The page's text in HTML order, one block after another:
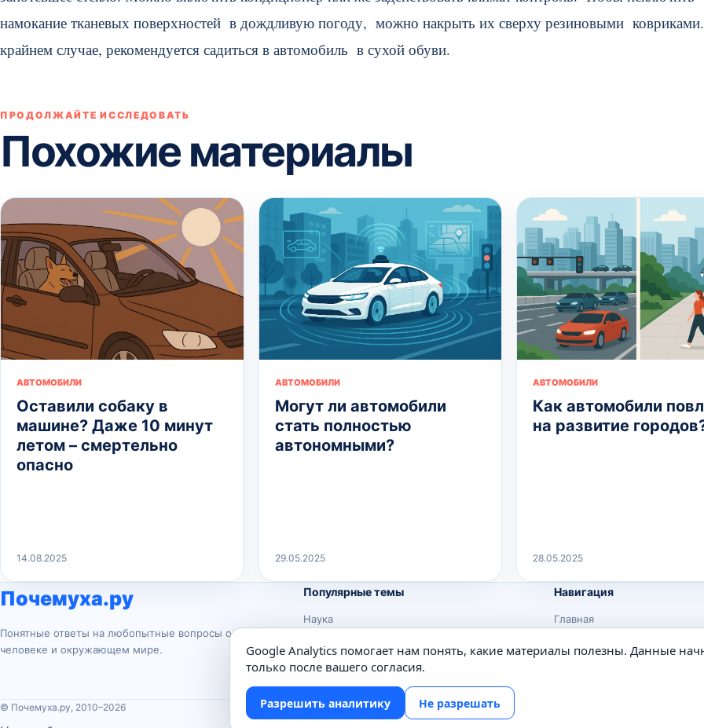
намокание тканевых поверхностей в дождливую погоду, можно накрыть их сверху резиновыми
крайнем случае, рекомендуется садиться в автомобиль в сухой обуви.
ПРОДОЛЖАЙТЕ ИССЛЕДОВАТЬ
Похожие материалы
АВТОМОБИЛИ
Оставили собаку в
машине? Даже 10 минут
летом – смертельно
опасно
14.08.2025
АВТОМОБИЛИ
Могут ли автомобили
стать полностью
автономными?
29.05.2025
АВТОМОБИЛИ
Как автомобили
на развитие
28.05.2025
Почемуха.ру
Понятные ответы на любопытные вопросы о
человеке и окружающем мире.
Популярные темы
Наука
Животные
Техника
Навигация
Главная
© Почемуха.ру, 2010–2026
Google Analytics помогает нам понять, какие материалы полезны. Данные
только после вашего согласия.
Разрешить аналитику Не разрешать